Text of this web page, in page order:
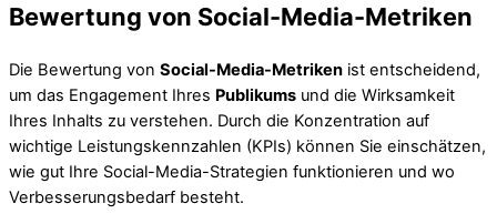
Bewertung von Social-Media-Metriken
Die Bewertung von Social-Media-Metriken ist entscheidend,
um das Engagement Ihres Publikums und die Wirksamkeit
Ihres Inhalts zu verstehen. Durch die Konzentration auf
wichtige Leistungskennzahlen (KPIs) können Sie einschätzen,
wie gut Ihre Social-Media-Strategien funktionieren und wo
Verbesserungsbedarf besteht.